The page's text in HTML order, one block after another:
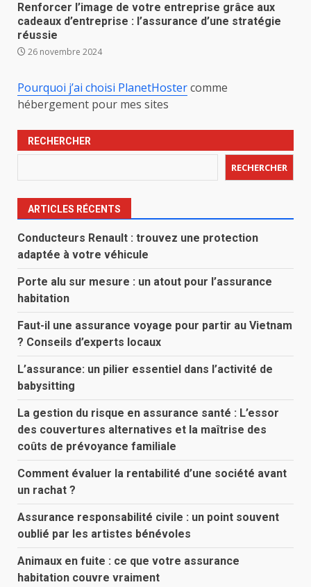
Renforcer l’image de votre entreprise grâce aux
cadeaux d’entreprise : l’assurance d’une stratégie
réussie
26 novembre 2024
Pourquoi j’ai choisi PlanetHostercomme
hébergement pour mes sites
RECHERCHER
RECHERCHER
ARTICLES RÉCENTS
Conducteurs Renault : trouvez une protection
adaptée à votre véhicule
Porte alu sur mesure : un atout pour l’assurance
habitation
Faut-il une assurance voyage pour partir au Vietnam
? Conseils d’experts locaux
L’assurance: un pilier essentiel dans l’activité de
babysitting
La gestion du risque en assurance santé : L’essor
des couvertures alternatives et la maîtrise des
coûts de prévoyance familiale
Comment évaluer la rentabilité d’une société avant
un rachat ?
Assurance responsabilité civile : un point souvent
oublié par les artistes bénévoles
Animaux en fuite : ce que votre assurance
habitation couvre vraiment